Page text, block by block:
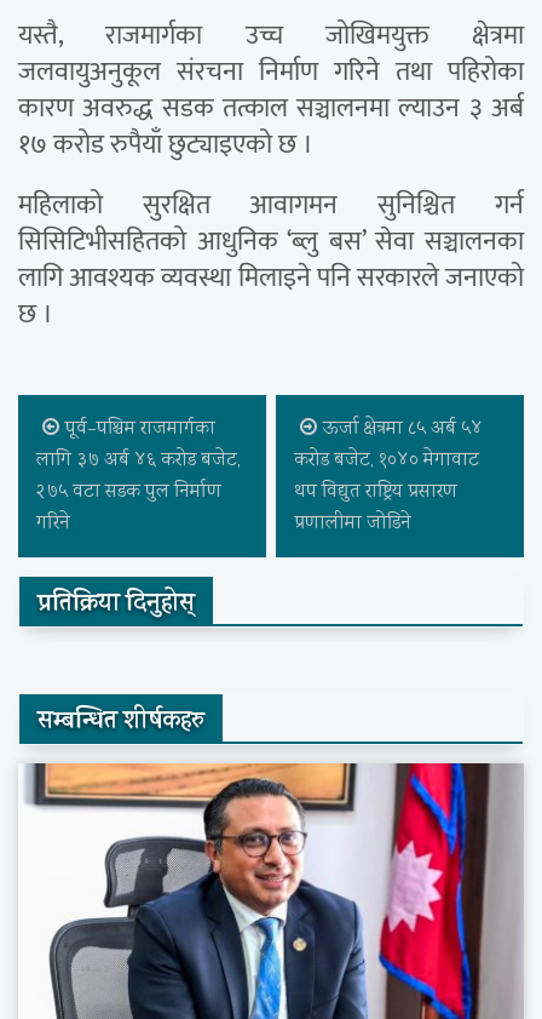
यस्तै, राजमार्गका उच्च जोखिमयुक्त क्षेत्रमा
जलवायुअनुकूल संरचना निर्माण गरिने तथा पहिरोका
कारण अवरुद्ध सडक तत्काल सञ्चालनमा ल्याउन ३ अर्ब
१७ करोड रुपैयाँ छुट्याइएको छ ।
महिलाको सुरक्षित आवागमन सुनिश्चित गर्न
सिसिटिभीसहितको आधुनिक ‘ब्लु बस’ सेवा सञ्चालनका
लागि आवश्यक व्यवस्था मिलाइने पनि सरकारले जनाएको
छ ।
पूर्व–पश्चिम राजमार्गका
लागि ३७ अर्ब ४६ करोड बजेट,
२७५ वटा सडक पुल निर्माण
गरिने
ऊर्जा क्षेत्रमा ८५ अर्ब ५४
करोड बजेट, १०४० मेगावाट
थप विद्युत राष्ट्रिय प्रसारण
प्रणालीमा जोडिने
प्रतिक्रिया दिनुहोस्
सम्बन्धित शीर्षकहरु